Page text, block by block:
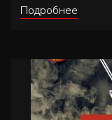
Подробнее